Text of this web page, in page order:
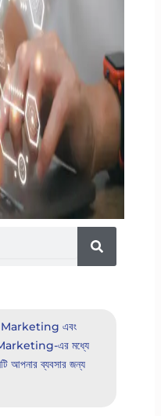
এবং
এর মধ্যে
আপনার ব্যবসার জন্য